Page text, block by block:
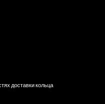
доставки кольца